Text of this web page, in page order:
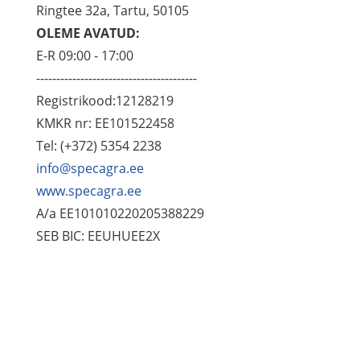
Ringtee 32a, Tartu, 50105
OLEME AVATUD:
E-R 09:00 - 17:00
----------------------------------------
Registrikood:12128219
KMKR nr: EE101522458
Tel: (+372) 5354 2238
info@specagra.ee
www.specagra.ee
A/a EE101010220205388229
SEB BIC: EEUHUEE2X